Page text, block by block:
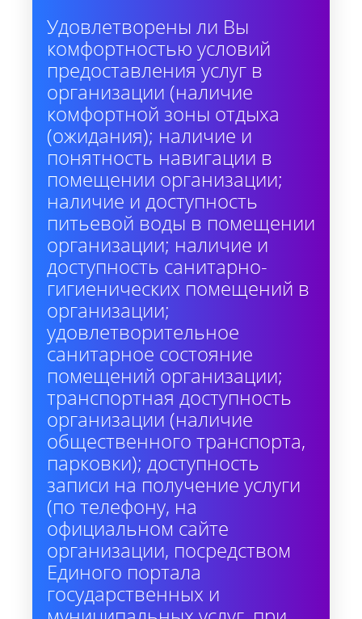
Удовлетворены ли Вы
комфортностью условий
предоставления услуг в
организации (наличие
комфортной зоны отдыха
(ожидания); наличие и
понятность навигации в
помещении организации;
наличие и доступность
питьевой воды в помещении
организации; наличие и
доступность санитарно-
гигиенических помещений в
организации;
удовлетворительное
санитарное состояние
помещений организации;
транспортная доступность
организации (наличие
общественного транспорта,
парковки); доступность
записи на получение услуги
(по телефону, на
официальном сайте
организации, посредством
Единого портала
государственных и